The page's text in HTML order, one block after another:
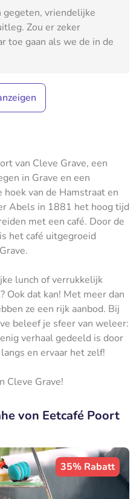
vriendelijke
Zou er zeker
toe gaan als we de in de
van Cleve Grave, een
in Grave en een
van de Hamstraat en
Abels in 1881 het hoog tijd
met een café. Door de
het café uitgegroeid
lunch of verrukkelijk
Ook dat kan! Met meer dan
ze een rijk aanbod. Bij
beleef je sfeer van weleer:
verhaal gedeeld is door
en ervaar het zelf!
Cleve Grave!
von Eetcafé Poort
35% Rabatt